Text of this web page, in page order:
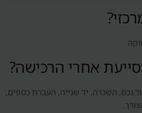
אחרי הרכישה?
נכס, השכרה, יד שנייה, העברת כספים,